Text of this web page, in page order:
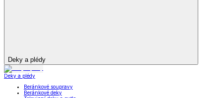
Deky a plédy
Deky a plédy
Beránkové soupravy
Beránkové deky